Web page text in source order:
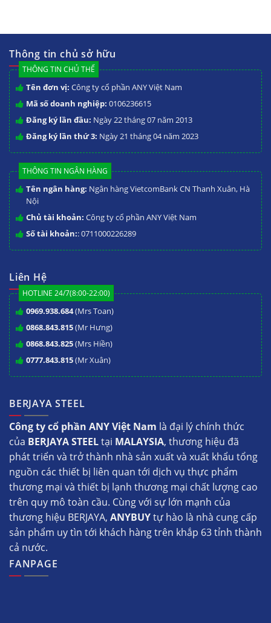
Thông tin chủ sở hữu
THÔNG TIN CHỦ THỂ
Tên đơn vị: Công ty cổ phần ANY Việt Nam
Mã số doanh nghiệp: 0106236615
Đăng ký lần đầu: Ngày 22 tháng 07 năm 2013
Đăng ký lần thứ 3: Ngày 21 tháng 04 năm 2023
THÔNG TIN NGÂN HÀNG
Tên ngân hàng: Ngân hàng VietcomBank CN Thanh Xuân, Hà
Nội
Chủ tài khoản: Công ty cổ phần ANY Việt Nam
Số tài khoản:: 0711000226289
Liên Hệ
HOTLINE 24/7(8:00-22:00)
0969.938.684(Mrs Toan)
0868.843.815(Mr Hưng)
0868.843.825(Mrs Hiền)
0777.843.815(Mr Xuân)
BERJAYA STEEL
Công ty cổ phần ANY Việt Nam là đại lý chính thức
của BERJAYA STEELtại MALAYSIA, thương hiệu đã
phát triển và trở thành nhà sản xuất và xuất khẩu tổng
nguồn các thiết bị liên quan tới dịch vụ thực phẩm
thương mại và thiết bị lạnh thương mại chất lượng cao
trên quy mô toàn cầu. Cùng với sự lớn mạnh của
thương hiệu BERJAYA, ANYBUYtự hào là nhà cung cấp
sản phẩm uy tìn tới khách hàng trên khắp 63 tỉnh thành
cả nước.
FANPAGE